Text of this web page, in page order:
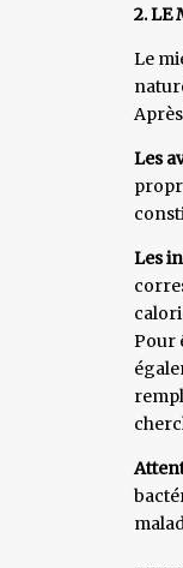
2. LE
Le
Les
Les
Pour